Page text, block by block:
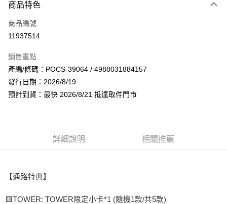
信用卡一次付款
超商取貨付款
Apple Pay
街口支付
１．簡單：不需註冊會員、不需綁卡、不需儲值。
運送方式
全家取貨付款
商品特色
商品編號
11937514
銷售重點
產編/條碼：POCS-39064 / 4988031884157
發行日期：2026/8/19
預計到貨：最快 2026/8/21 抵達取件門市
詳細說明 相關推薦
【通路特典】
🟨TOWER: TOWER限定小卡*1 (隨機1款/共5款)